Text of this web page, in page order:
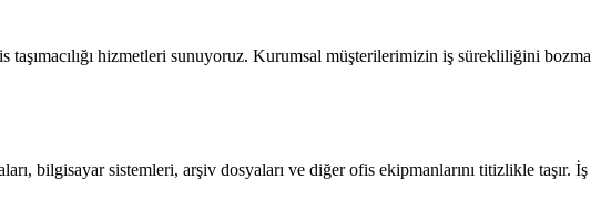
hizmetleri sunuyoruz. Kurumsal müşterilerimizin iş sürekliliğini
bilgisayar sistemleri, arşiv dosyaları ve diğer ofis ekipmanlarını titizlikle taşır.